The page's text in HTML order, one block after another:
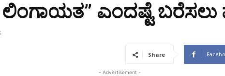
ಲಿಂಗಾಯತ” ಎಂದಷ್ಟೆ
Share
- Advertisement -